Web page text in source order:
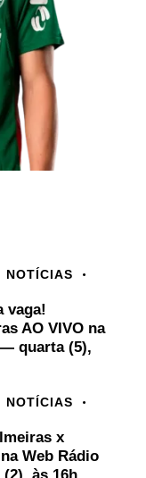
NOTÍCIAS
vaga!
AO VIVO na
quarta (5),
NOTÍCIAS
x
Web Rádio